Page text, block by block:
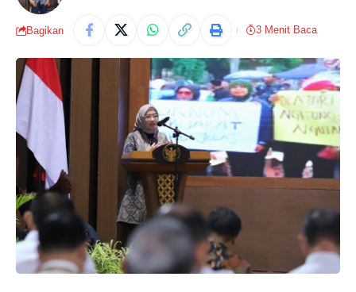
Bagikan 3 Menit Baca